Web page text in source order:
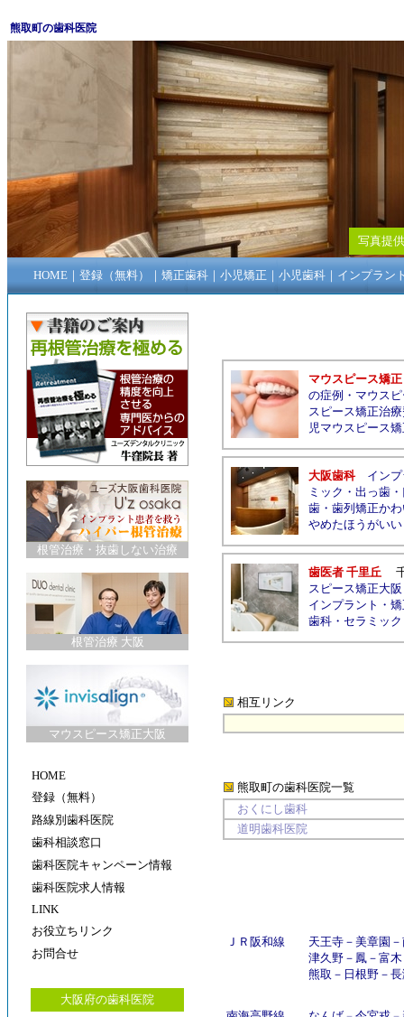
熊取町の歯科医院
写真提
HOME｜ 登録（無料） ｜ 矯正歯科｜ 小児矯正 ｜ 小児歯科｜ インプラン
根管治療 ・ 抜歯しない治療
根管治療 大阪
マウスピース矯正大阪
HOME
登録（無料）
路線別歯科医院
歯科相談窓口
歯科医院キャンペーン情報
歯科医院求人情報
LINK
お役立ちリンク
お問合せ
大阪府の歯科医院
マウスピース矯
の症例 ・ マウス
スピース矯正治
児マウスピース
大阪歯科
イン
ミック ・ 出っ歯 ・
歯 ・ 歯列矯正か
やめたほうがい
歯医者 千里丘
スピース矯正大阪
インプラント ・
歯科 ・ セラミック
相互リンク
熊取町の歯科医院一覧
おくにし歯科
道明歯科医院
ＪＲ阪和線 天王寺－ 美章園 －
津久野－ 鳳－ 富木
熊取 － 日根野－